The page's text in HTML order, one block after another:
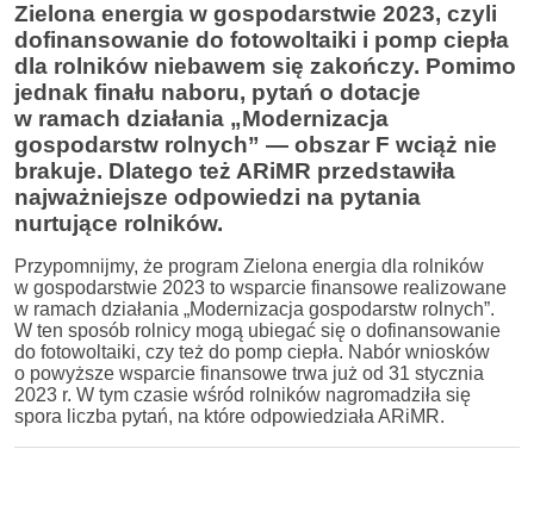
Zielona energia w gospodarstwie 2023, czyli
dofinansowanie do fotowoltaiki i pomp ciepła
dla rolników niebawem się zakończy. Pomimo
jednak finału naboru, pytań o dotacje
w ramach działania „Modernizacja
gospodarstw rolnych” — obszar F wciąż nie
brakuje. Dlatego też ARiMR przedstawiła
najważniejsze odpowiedzi na pytania
nurtujące rolników.
Przypomnijmy, że program Zielona energia dla rolników
w gospodarstwie 2023 to wsparcie finansowe realizowane
w ramach działania „Modernizacja gospodarstw rolnych”.
W ten sposób rolnicy mogą ubiegać się o dofinansowanie
do fotowoltaiki, czy też do pomp ciepła. Nabór wniosków
o powyższe wsparcie finansowe trwa już od 31 stycznia
2023 r. W tym czasie wśród rolników nagromadziła się
spora liczba pytań, na które odpowiedziała ARiMR.